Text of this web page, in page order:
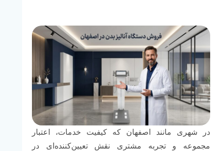
در شهری مانند اصفهان که کیفیت خدمات، اعتبار
مجموعه و تجربه مشتری نقش تعیین‌کننده‌ای در